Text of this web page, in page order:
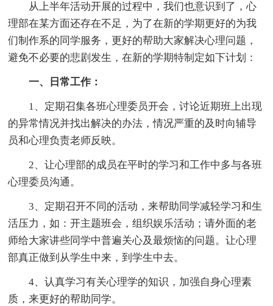
从上半年活动开展的过程中，我们也意识到了，心
理部在某方面还存在不足，为了在新的学期更好的为我
们制作系的同学服务，更好的帮助大家解决心理问题，
避免不必要的悲剧发生，在新的学期特制定如下计划：
一、日常工作：
1、定期召集各班心理委员开会，讨论近期班上出现
的异常情况并找出解决的办法，情况严重的及时向辅导
员和心理负责老师反映。
2、让心理部的成员在平时的学习和工作中多与各班
心理委员沟通。
3、定期召开不同的活动，来帮助同学减轻学习和生
活压力，如：开主题班会，组织娱乐活动；请外面的老
师给大家讲些同学中普遍关心及最烦恼的问题。让心理
部真正做到从学生中来，到学生中去。
4、认真学习有关心理学的知识，加强自身心理素
质，来更好的帮助同学。